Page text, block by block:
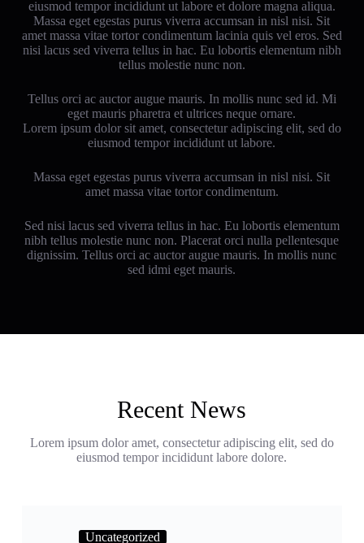
eiusmod tempor incididunt ut labore et dolore magna aliqua.
Massa eget egestas purus viverra accumsan in nisl nisi. Sit
amet massa vitae tortor condimentum lacinia quis vel eros. Sed
nisi lacus sed viverra tellus in hac. Eu lobortis elementum nibh
tellus molestie nunc non.
Tellus orci ac auctor augue mauris. In mollis nunc sed id. Mi
eget mauris pharetra et ultrices neque ornare.
Lorem ipsum dolor sit amet, consectetur adipiscing elit, sed do
eiusmod tempor incididunt ut labore.
Massa eget egestas purus viverra accumsan in nisl nisi. Sit
amet massa vitae tortor condimentum.
Sed nisi lacus sed viverra tellus in hac. Eu lobortis elementum
nibh tellus molestie nunc non. Placerat orci nulla pellentesque
dignissim. Tellus orci ac auctor augue mauris. In mollis nunc
sed idmi eget mauris.
Recent News
Lorem ipsum dolor amet, consectetur adipiscing elit, sed do
eiusmod tempor incididunt labore dolore.
Uncategorized